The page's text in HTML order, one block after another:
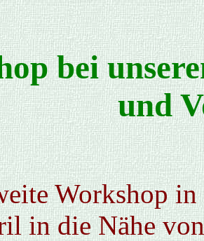
bei
und
Workshop in
in die Nähe